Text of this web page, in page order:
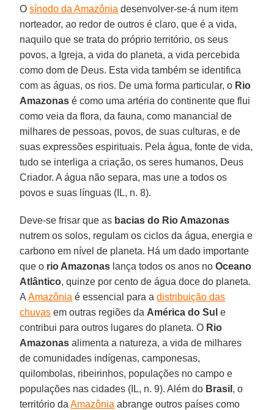
Osínodo da Amazônia desenvolver-se-á num item
norteador, ao redor de outros é claro, que é a vida,
naquilo que se trata do próprio território, os seus
povos, a Igreja, a vida do planeta, a vida percebida
como dom de Deus. Esta vida também se identifica
com as águas, os rios. De uma forma particular, o Rio
Amazonas é como uma artéria do continente que flui
como veia da flora, da fauna, como manancial de
milhares de pessoas, povos, de suas culturas, e de
suas expressões espirituais. Pela água, fonte de vida,
tudo se interliga a criação, os seres humanos, Deus
Criador. A água não separa, mas une a todos os
povos e suas línguas (IL, n. 8).
Deve-se frisar que as bacias do Rio Amazonas
nutrem os solos, regulam os ciclos da água, energia e
carbono em nível de planeta. Há um dado importante
que o rio Amazonas lança todos os anos noOceano
Atlântico, quinze por cento de água doce do planeta.
AAmazônia é essencial para adistribuição das
chuvas em outras regiões da América do Sul e
contribui para outros lugares do planeta. O Rio
Amazonas alimenta a natureza, a vida de milhares
de comunidades indígenas, camponesas,
quilombolas, ribeirinhos, populações no campo e
populações nas cidades (IL, n. 9). Além do Brasil , o
território daAmazônia abrange outros países como